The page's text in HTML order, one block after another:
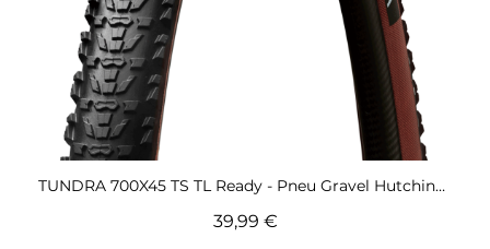
Aperçu rapide TUNDRA 700X45 TS TL Ready - Pneu Gravel Hutchinson
39,99 €